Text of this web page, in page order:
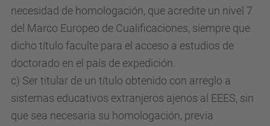
necesidad de homologación, que acredite un nivel 7
del Marco Europeo de Cualificaciones, siempre que
dicho título faculte para el acceso a estudios de
doctorado en el país de expedición.
c) Ser titular de un título obtenido con arreglo a
sistemas educativos extranjeros ajenos al EEES, sin
que sea necesaria su homologación, previa